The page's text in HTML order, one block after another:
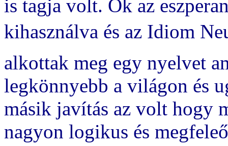
is tagja volt. Ők az
kihasználva és az Idiom
alkottak meg egy nyelvet
legkönnyebb a világon és
másik javítás az volt hogy
nagyon logikus és